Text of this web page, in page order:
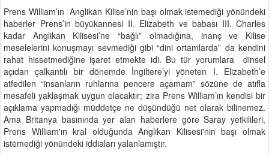
Prens William’ın Anglikan Kilise’nin başı olmak istemediği yönündeki
haberler Prens’in büyükannesi II. Elizabeth ve babası III. Charles
kadar Anglikan Kilisesi’ne “bağlı” olmadığına, inanç ve Kilise
meselelerini konuşmayı sevmediği gibi “dini ortamlarda” da kendini
rahat hissetmediğine işaret etmekte idi. Bu tür yorumlara dinsel
açıdan çalkantılı bir dönemde İngiltere’yi yöneten I. Elizabeth’e
atfedilen “insanların ruhlarına pencere açamam” sözüne de atıfla
mesafeli yaklaşmak uygun olacaktır; zira Prens William’ın kendisi bir
açıklama yapmadığı müddetçe ne düşündüğü net olarak bilinemez.
Ama Britanya basınında yer alan haberlere göre Saray yetkilileri,
Prens William'ın kral olduğunda Anglikan Kilisesi'nin başı olmak
istemediği yönündeki iddiaları yalanlamıştır.